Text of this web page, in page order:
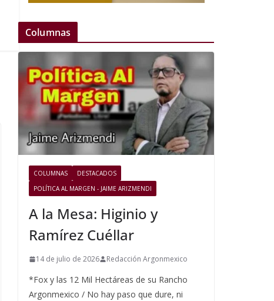
Columnas
COLUMNAS
DESTACADOS
POLÍTICA AL MARGEN - JAIME ARIZMENDI
A la Mesa: Higinio y
Ramírez Cuéllar
14 de julio de 2026 Redacción Argonmexico
*Fox y las 12 Mil Hectáreas de su Rancho
Argonmexico / No hay paso que dure, ni